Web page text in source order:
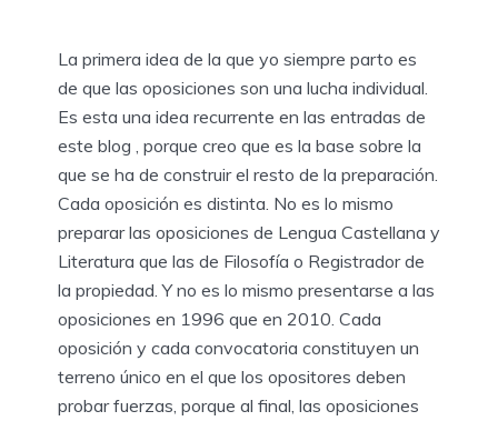
La primera idea de la que yo siempre parto es
de que las oposiciones son una lucha individual.
Es esta una idea recurrente en las entradas de
este blog , porque creo que es la base sobre la
que se ha de construir el resto de la preparación.
Cada oposición es distinta. No es lo mismo
preparar las oposiciones de Lengua Castellana y
Literatura que las de Filosofía o Registrador de
la propiedad. Y no es lo mismo presentarse a las
oposiciones en 1996 que en 2010. Cada
oposición y cada convocatoria constituyen un
terreno único en el que los opositores deben
probar fuerzas, porque al final, las oposiciones